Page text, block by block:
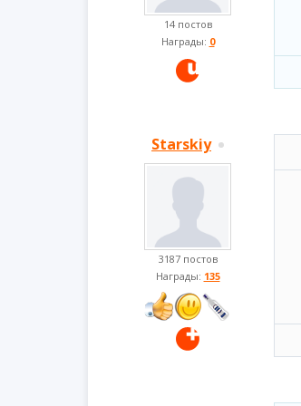
14 постов
Награды: 0
Starskiy
3187 постов
Награды: 135